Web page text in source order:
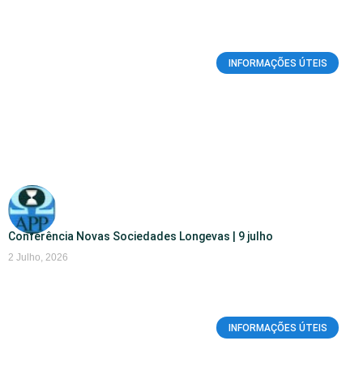
INFORMAÇÕES ÚTEIS
Conferência Novas Sociedades Longevas | 9 julho
2 Julho, 2026
INFORMAÇÕES ÚTEIS